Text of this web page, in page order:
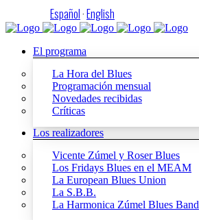
Español·English
El programa
La Hora del Blues
Programación mensual
Novedades recibidas
Críticas
Los realizadores
Vicente Zúmel y Roser Blues
Los Fridays Blues en el MEAM
La European Blues Union
La S.B.B.
La Harmonica Zúmel Blues Band